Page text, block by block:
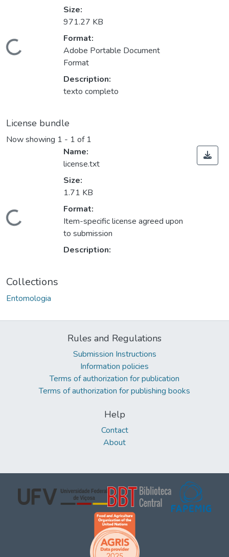
Size:
971.27 KB
Format:
Adobe Portable Document
Format
Description:
texto completo
License bundle
Now showing 1 - 1 of 1
Name:
license.txt
Size:
1.71 KB
Format:
Item-specific license agreed upon
to submission
Description:
Collections
Entomologia
Rules and Regulations
Submission Instructions
Information policies
Terms of authorization for publication
Terms of authorization for publishing books
Help
Contact
About